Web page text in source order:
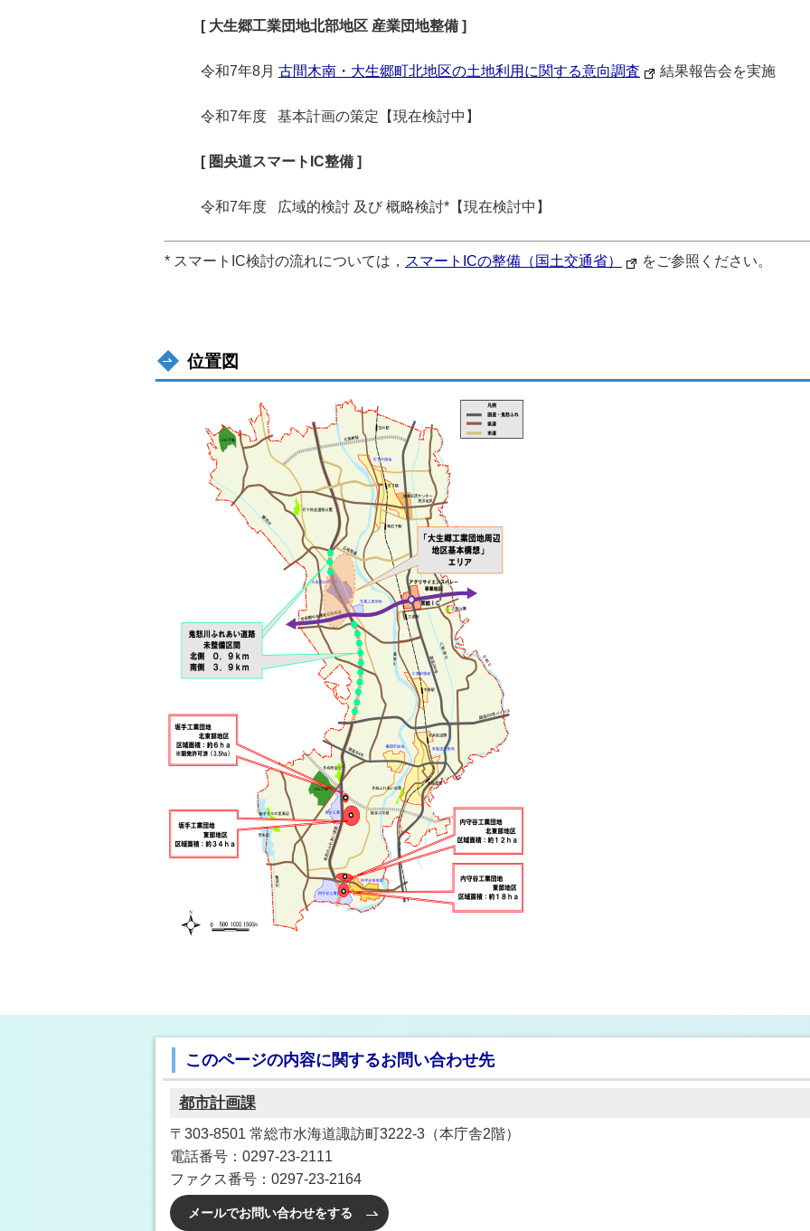
[ 大生郷工業団地北部地区 産業団地整備 ]
令和7年8月 古間⽊南・⼤⽣郷町北地区の⼟地利⽤に関する意向調査 結果報告会を実施
令和7年度 基本計画の策定【現在検討中】
[ 圏央道スマートIC整備 ]
令和7年度 広域的検討 及び 概略検討*【現在検討中】
* スマートIC検討の流れについては， スマートICの整備（国土交通省） をご参照ください。
位置図
このページの内容に関するお問い合わせ先
都市計画課
〒303-8501 常総市水海道諏訪町3222-3（本庁舎2階）
電話番号：0297-23-2111
ファクス番号：0297-23-2164
メールでお問い合わせをする